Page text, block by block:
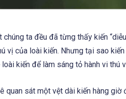
chúng ta đều đã từng thấy kiến
vị của loài kiến. Nhưng tại sao
kiến để làm sáng tỏ hành vi thú
quan sát một vệt dài kiến hàng giờ